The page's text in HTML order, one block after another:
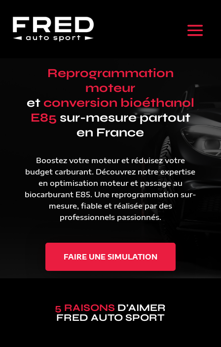
Reprogrammation
moteur
et conversion bioéthanol
E85 sur-mesure partout
en France
Boostez votre moteur et réduisez votre
budget carburant. Découvrez notre expertise
en optimisation moteur et passage au
biocarburant E85. Une reprogrammation sur-
mesure, fiable et réalisée par des
professionnels passionnés.
FAIRE UNE SIMULATION
5 RAISONS D’AIMER
FRED AUTO SPORT